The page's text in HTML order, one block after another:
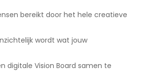
bereikt door het hele creatieve
wordt wat jouw
digitale Vision Board samen te